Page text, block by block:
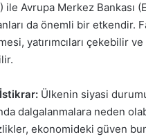
ile Avrupa Merkez Bankası
da önemli bir etkendir.
yatırımcıları çekebilir
Ülkenin siyasi
dalgalanmalara neden
ekonomideki güven